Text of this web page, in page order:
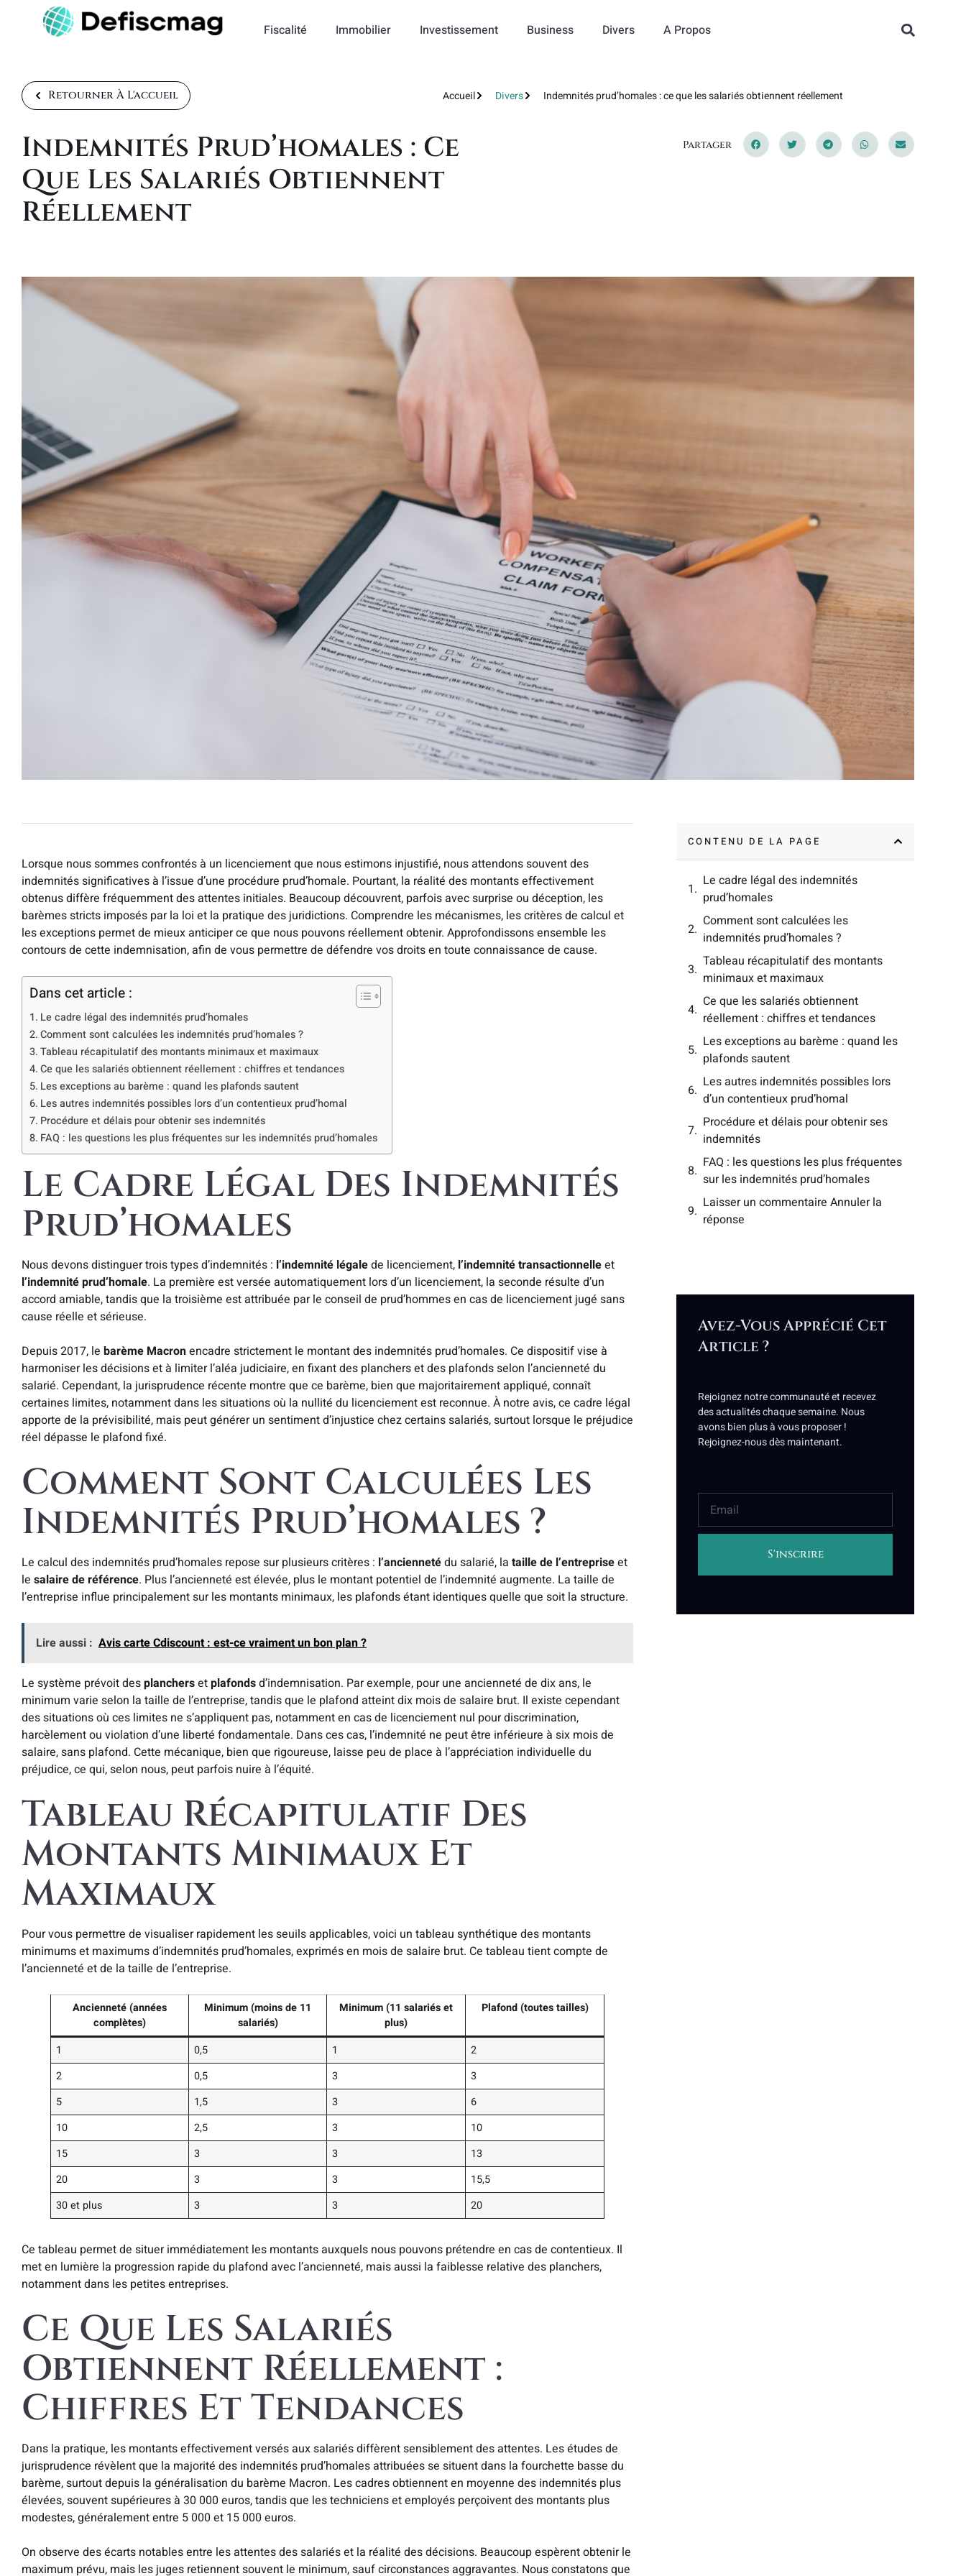
Fiscalité Immobilier Investissement Business Divers A Propos
Retourner À L'accueil Accueil Divers Indemnités prud’homales : ce que les salariés obtiennent réellement
Indemnités Prud’homales : Ce
Que Les Salariés Obtiennent
Réellement
Partager
Lorsque nous sommes confrontés à un licenciement que nous estimons injustifié, nous attendons souvent des
indemnités significatives à l’issue d’une procédure prud’homale. Pourtant, la réalité des montants effectivement
obtenus diffère fréquemment des attentes initiales. Beaucoup découvrent, parfois avec surprise ou déception, les
barèmes stricts imposés par la loi et la pratique des juridictions. Comprendre les mécanismes, les critères de calcul et
les exceptions permet de mieux anticiper ce que nous pouvons réellement obtenir. Approfondissons ensemble les
contours de cette indemnisation, afin de vous permettre de défendre vos droits en toute connaissance de cause.
Dans cet article :
Le cadre légal des indemnités prud’homales
Comment sont calculées les indemnités prud’homales ?
Tableau récapitulatif des montants minimaux et maximaux
Ce que les salariés obtiennent réellement : chiffres et tendances
Les exceptions au barème : quand les plafonds sautent
Les autres indemnités possibles lors d’un contentieux prud’homal
Procédure et délais pour obtenir ses indemnités
FAQ : les questions les plus fréquentes sur les indemnités prud’homales
Le Cadre Légal Des Indemnités
Prud’homales
Nous devons distinguer trois types d’indemnités : l’indemnité légalede licenciement, l’indemnité transactionnelleet
l’indemnité prud’homale. La première est versée automatiquement lors d’un licenciement, la seconde résulte d’un
accord amiable, tandis que la troisième est attribuée par le conseil de prud’hommes en cas de licenciement jugé sans
cause réelle et sérieuse.
Depuis 2017, le barème Macronencadre strictement le montant des indemnités prud’homales. Ce dispositif vise à
harmoniser les décisions et à limiter l’aléa judiciaire, en fixant des planchers et des plafonds selon l’ancienneté du
salarié. Cependant, la jurisprudence récente montre que ce barème, bien que majoritairement appliqué, connaît
certaines limites, notamment dans les situations où la nullité du licenciement est reconnue. À notre avis, ce cadre légal
apporte de la prévisibilité, mais peut générer un sentiment d’injustice chez certains salariés, surtout lorsque le préjudice
réel dépasse le plafond fixé.
Comment Sont Calculées Les
Indemnités Prud’homales ?
Le calcul des indemnités prud’homales repose sur plusieurs critères : l’anciennetédu salarié, la taille de l’entrepriseet
le salaire de référence. Plus l’ancienneté est élevée, plus le montant potentiel de l’indemnité augmente. La taille de
l’entreprise influe principalement sur les montants minimaux, les plafonds étant identiques quelle que soit la structure.
Lire aussi : Avis carte Cdiscount : est-ce vraiment un bon plan ?
Le système prévoit desplanchersetplafondsd’indemnisation. Par exemple, pour une ancienneté de dix ans, le
minimum varie selon la taille de l’entreprise, tandis que le plafond atteint dix mois de salaire brut. Il existe cependant
des situations où ces limites ne s’appliquent pas, notamment en cas de licenciement nul pour discrimination,
harcèlement ou violation d’une liberté fondamentale. Dans ces cas, l’indemnité ne peut être inférieure à six mois de
salaire, sans plafond. Cette mécanique, bien que rigoureuse, laisse peu de place à l’appréciation individuelle du
préjudice, ce qui, selon nous, peut parfois nuire à l’équité.
Tableau Récapitulatif Des
Montants Minimaux Et
Maximaux
Pour vous permettre de visualiser rapidement les seuils applicables, voici un tableau synthétique des montants
minimums et maximums d’indemnités prud’homales, exprimés en mois de salaire brut. Ce tableau tient compte de
l’ancienneté et de la taille de l’entreprise.
Ancienneté (années
complètes)
Minimum (moins de 11
salariés)
Minimum (11 salariés et
plus)
Plafond (toutes tailles)
1 0,5 1
2
2
0,5 3
3
5
1,5 3
6
10
2,5 3
10
15
3 3
13
20
3 3
15,5
30 et plus
3 3 20
Ce tableau permet de situer immédiatement les montants auxquels nous pouvons prétendre en cas de contentieux. Il
met en lumière la progression rapide du plafond avec l’ancienneté, mais aussi la faiblesse relative des planchers,
notamment dans les petites entreprises.
Ce Que Les Salariés
Obtiennent Réellement :
Chiffres Et Tendances
Dans la pratique, les montants effectivement versés aux salariés diffèrent sensiblement des attentes. Les études de
jurisprudence révèlent que la majorité des indemnités prud’homales attribuées se situent dans la fourchette basse du
barème, surtout depuis la généralisation du barème Macron. Les cadres obtiennent en moyenne des indemnités plus
élevées, souvent supérieures à 30 000 euros, tandis que les techniciens et employés perçoivent des montants plus
modestes, généralement entre 5 000 et 15 000 euros.
On observe des écarts notables entre les attentes des salariés et la réalité des décisions. Beaucoup espèrent obtenir le
maximum prévu, mais les juges retiennent souvent le minimum, sauf circonstances aggravantes. Nous constatons que
CONTENU DE LA PAGE
Le cadre légal des indemnités
prud’homales
Comment sont calculées les
indemnités prud’homales ?
Tableau récapitulatif des montants
minimaux et maximaux
Ce que les salariés obtiennent
réellement : chiffres et tendances
Les exceptions au barème : quand les
plafonds sautent
Les autres indemnités possibles lors
d’un contentieux prud’homal
Procédure et délais pour obtenir ses
indemnités
FAQ : les questions les plus fréquentes
sur les indemnités prud’homales
Laisser un commentaire Annuler la
réponse
Avez-Vous Apprécié Cet
Article ?
Rejoignez notre communauté et recevez
des actualités chaque semaine. Nous
avons bien plus à vous proposer !
Rejoignez-nous dès maintenant.
S'inscrire